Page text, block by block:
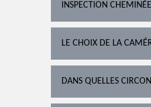
INSPECTION
LE CHOIX DE LA
DANS QUELLES